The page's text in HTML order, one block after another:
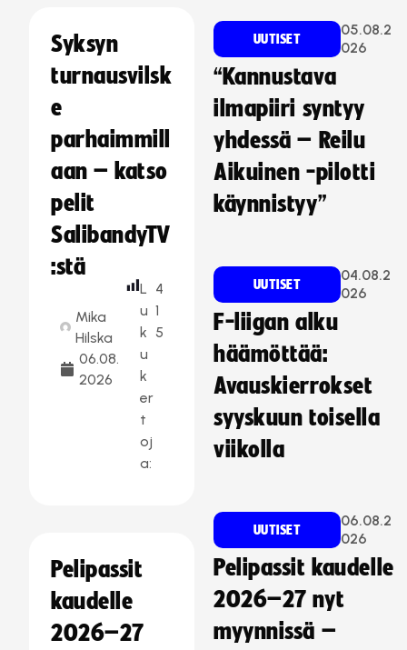
Syksyn
turnausvilsk
e
parhaimmill
aan – katso
pelit
SalibandyTV
:stä
Mika
Hilska
06.08.
2026
L
u
k
u
k
er
t
oj
a:
4
1
5
Pelipassit
kaudelle
2026–27
UUTISET
05.08.2
026
“Kannustava
ilmapiiri syntyy
yhdessä – Reilu
Aikuinen -pilotti
käynnistyy”
UUTISET
04.08.2
026
F-liigan alku
häämöttää:
Avauskierrokset
syyskuun toisella
viikolla
UUTISET
06.08.2
026
Pelipassit kaudelle
2026–27 nyt
myynnissä –